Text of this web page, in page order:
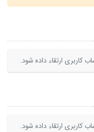
ارتقاء داده شود.
ارتقاء داده شود.